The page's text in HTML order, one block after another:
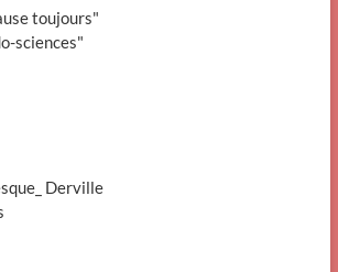
toujours"
sciences"
Derville